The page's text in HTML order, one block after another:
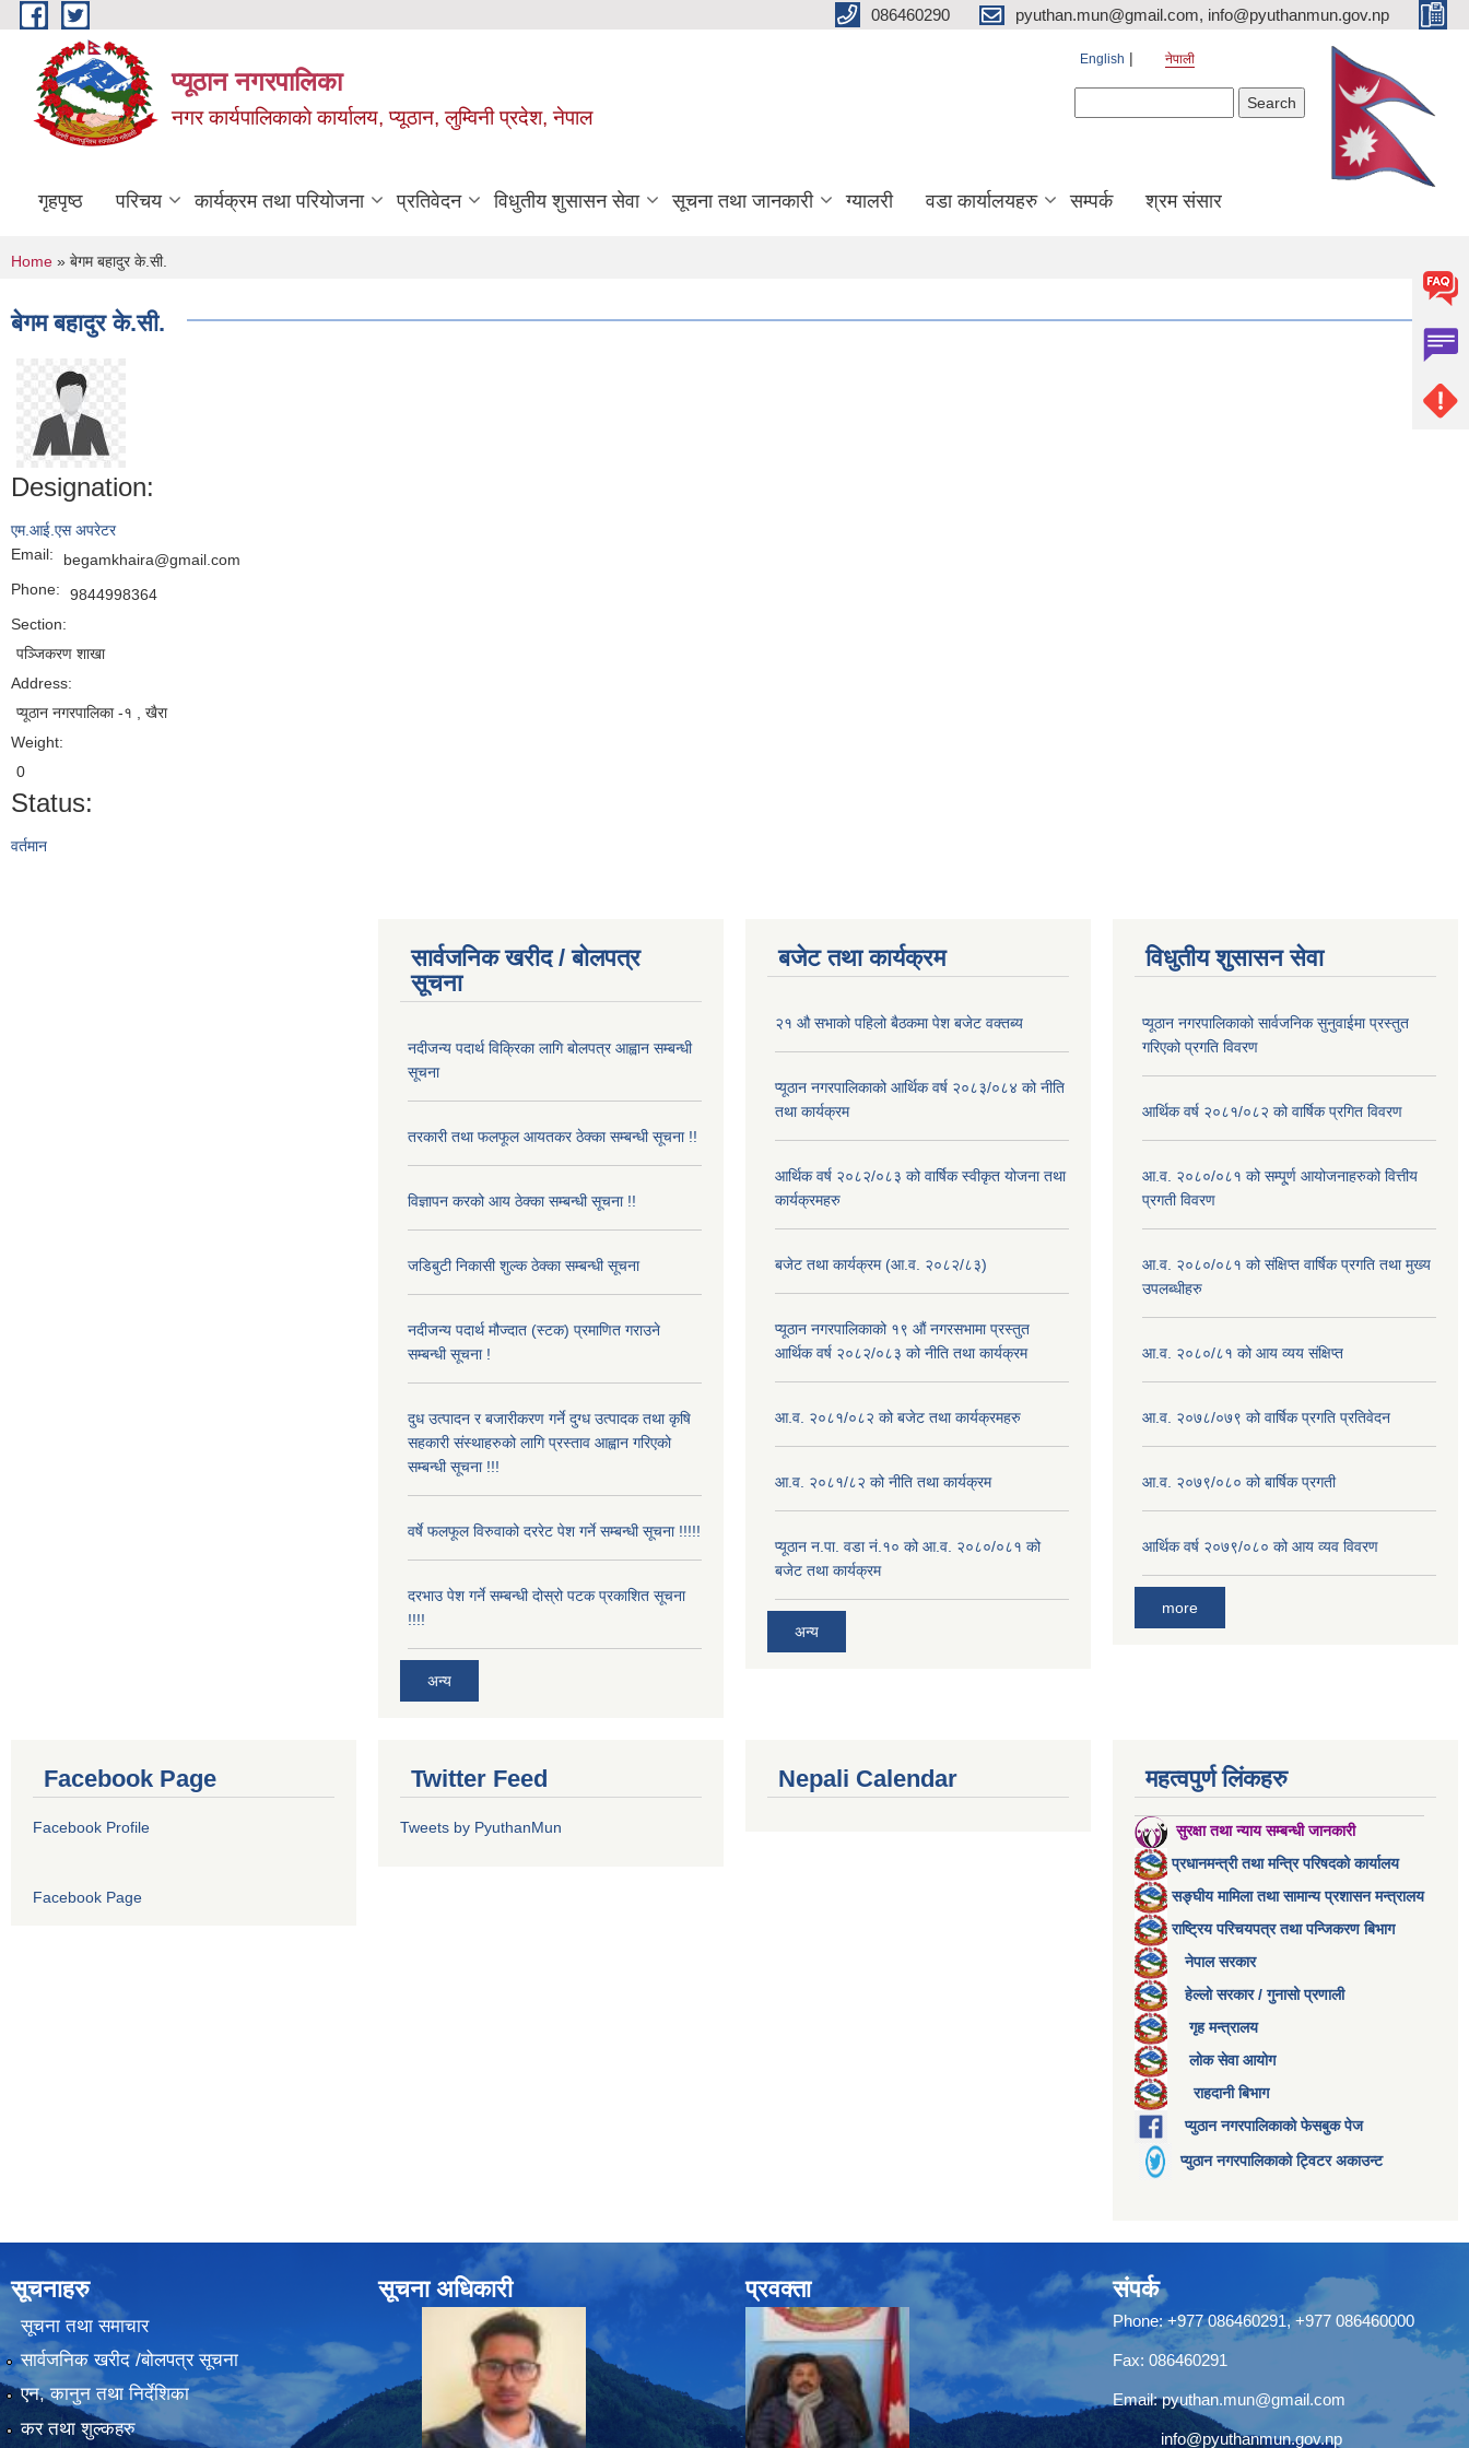
Skip to main content 086460290 pyuthan.mun@gmail.com, info@pyuthanmun.gov.np
प्यूठान नगरपालिका
नगर कार्यपालिकाकाे कार्यालय, प्यूठान, लुम्विनी प्रदेश, नेपाल
English नेपाली
गृहपृष्ठ परिचय कार्यक्रम तथा परियोजना प्रतिवेदन विधुतीय शुसासन सेवा सूचना तथा जानकारी ग्यालरी वडा कार्यालयहरु सम्पर्क श्रम संसार
You are here
Home » बेगम बहादुर के.सी.
बेगम बहादुर के.सी.
Designation:
एम.आई.एस अपरेटर
Email:
begamkhaira@gmail.com
Phone:
9844998364
Section:
पञ्जिकरण शाखा
Address:
प्यूठान नगरपालिका -१ , खैरा
Weight:
0
Status:
वर्तमान
सार्वजनिक खरीद / बोलपत्र
सूचना
नदीजन्य पदार्थ विक्रिका लागि बोलपत्र आह्वान सम्बन्धी
सूचना
तरकारी तथा फलफूल आयतकर ठेक्का सम्बन्धी सूचना !!
विज्ञापन करको आय ठेक्का सम्बन्धी सूचना !!
जडिबुटी निकासी शुल्क ठेक्का सम्बन्धी सूचना
नदीजन्य पदार्थ मौज्दात (स्टक) प्रमाणित गराउने
सम्बन्धी सूचना !
दुध उत्पादन र बजारीकरण गर्ने दुग्ध उत्पादक तथा कृषि
सहकारी संस्थाहरुको लागि प्रस्ताव आह्वान गरिएको
सम्बन्धी सूचना !!!
वर्षे फलफूल विरुवाको दररेट पेश गर्ने सम्बन्धी सूचना !!!!!
दरभाउ पेश गर्ने सम्बन्धी दोस्रो पटक प्रकाशित सूचना
!!!!
अन्य
बजेट तथा कार्यक्रम
२१ औ सभाको पहिलो बैठकमा पेश बजेट वक्तब्य
प्यूठान नगरपालिकाको आर्थिक वर्ष २०८३/०८४ को नीति
तथा कार्यक्रम
आर्थिक वर्ष २०८२/०८३ को वार्षिक स्वीकृत योजना तथा
कार्यक्रमहरु
बजेट तथा कार्यक्रम (आ.व. २०८२/८३)
प्यूठान नगरपालिकाको १९ औं नगरसभामा प्रस्तुत
आर्थिक वर्ष २०८२/०८३ को नीति तथा कार्यक्रम
आ.व. २०८१/०८२ को बजेट तथा कार्यक्रमहरु
आ.व. २०८१/८२ को नीति तथा कार्यक्रम
प्यूठान न.पा. वडा नं.१० को आ.व. २०८०/०८१ को
बजेट तथा कार्यक्रम
अन्य
विधुतीय शुसासन सेवा
प्यूठान नगरपालिकाको सार्वजनिक सुनुवाईमा प्रस्तुत
गरिएको प्रगति विवरण
आर्थिक वर्ष २०८१/०८२ को वार्षिक प्रगित विवरण
आ.व. २०८०/०८१ को सम्पू्र्ण आयोजनाहरुको वित्तीय
प्रगती विवरण
आ.व. २०८०/०८१ को संक्षिप्त वार्षिक प्रगति तथा मुख्य
उपलब्धीहरु
आ.व. २०८०/८१ को आय व्यय संक्षिप्त
आ.व. २०७८/०७९ को वार्षिक प्रगति प्रतिवेदन
आ.व. २०७९/०८० को बार्षिक प्रगती
आर्थिक वर्ष २०७९/०८० को आय व्यव विवरण
more
Facebook Page
Facebook Profile
Facebook Page
Twitter Feed
Tweets by PyuthanMun
Nepali Calendar महत्वपुर्ण लिंकहरु
सुरक्षा तथा न्याय सम्बन्धी जानकारी
प्रधानमन्त्री तथा मन्त्रि परिषदको कार्यालय
सङ्घीय मामिला तथा सामान्य प्रशासन मन्त्रालय
राष्ट्रिय परिचयपत्र तथा पन्जिकरण बिभाग
नेपाल सरकार
हेल्लो सरकार / गुनासो प्रणाली
गृह मन्त्रालय
लोक सेवा आयोग
राहदानी बिभाग
प्युठान नगरपालिकाको फेसबुक पेज
प्युठान नगरपालिकाको ट्विटर अकाउन्ट
सूचनाहरु
सूचना तथा समाचार
सार्वजनिक खरीद /बोलपत्र सूचना
एन, कानुन तथा निर्देशिका
कर तथा शुल्कहरु
सूचना अधिकारी प्रवक्ता संपर्क
Phone: +977 086460291, +977 086460000
Fax: 086460291
Email:pyuthan.mun@gmail.com
info@pyuthanmun.gov.np